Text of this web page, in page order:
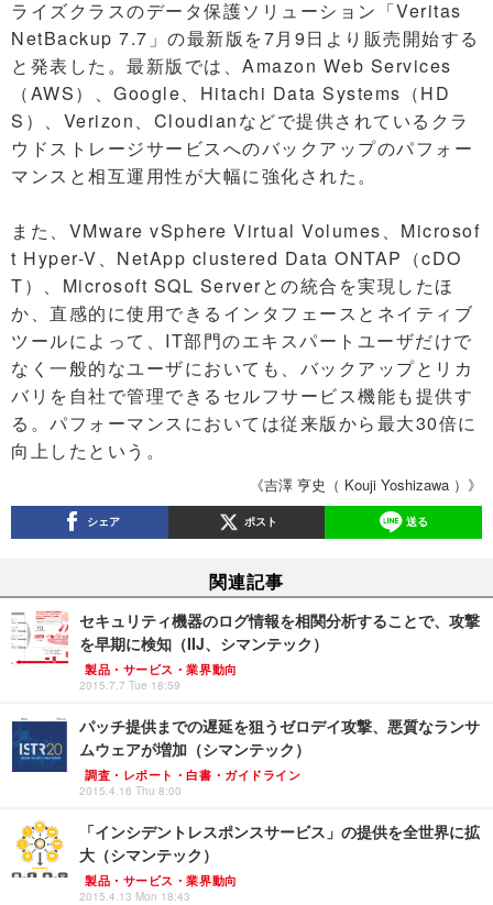
ライズクラスのデータ保護ソリューション「Veritas
NetBackup 7.7」の最新版を7月9日より販売開始する
と発表した。最新版では、Amazon Web Services
（AWS）、Google、Hitachi Data Systems（HD
S）、Verizon、Cloudianなどで提供されているクラ
ウドストレージサービスへのバックアップのパフォー
マンスと相互運用性が大幅に強化された。
また、VMware vSphere Virtual Volumes、Microsof
t Hyper-V、NetApp clustered Data ONTAP（cDO
T）、Microsoft SQL Serverとの統合を実現したほ
か、直感的に使用できるインタフェースとネイティブ
ツールによって、IT部門のエキスパートユーザだけで
なく一般的なユーザにおいても、バックアップとリカ
バリを自社で管理できるセルフサービス機能も提供す
る。パフォーマンスにおいては従来版から最大30倍に
向上したという。
《吉澤 亨史（ Kouji Yoshizawa ）》
シェア ポスト 送る
関連記事
セキュリティ機器のログ情報を相関分析することで、攻撃
を早期に検知（IIJ、シマンテック）
製品・サービス・業界動向
2015.7.7 Tue 18:59
パッチ提供までの遅延を狙うゼロデイ攻撃、悪質なランサ
ムウェアが増加（シマンテック）
調査・レポート・白書・ガイドライン
2015.4.16 Thu 8:00
「インシデントレスポンスサービス」の提供を全世界に拡
大（シマンテック）
製品・サービス・業界動向
2015.4.13 Mon 18:43